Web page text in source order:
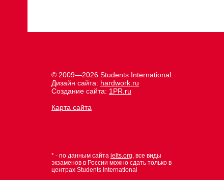
© 2009—2026 Students International.
Дизайн сайта: hardwork.ru
Создание сайта: 1PR.ru
Карта сайта
* - по данным сайта ielts.org, все виды
экзаменов в России можно сдать только в
центрах Students International